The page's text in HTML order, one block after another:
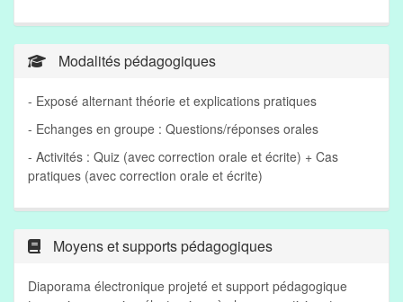
Modalités pédagogiques
- Exposé alternant théorie et explications pratiques
- Echanges en groupe : Questions/réponses orales
- Activités : Quiz (avec correction orale et écrite) + Cas
pratiques (avec correction orale et écrite)
Moyens et supports pédagogiques
Diaporama électronique projeté et support pédagogique